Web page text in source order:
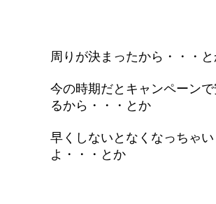
周りが決まったから・・・
今の時期だとキャンペーン
るから・・・とか
早くしないとなくなっちゃい
よ・・・とか